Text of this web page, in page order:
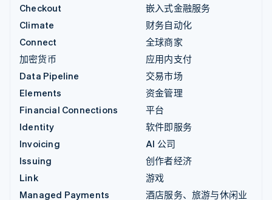
Checkout
Climate
Connect
加密货币
Data Pipeline
Elements
Financial Connections
Identity
Invoicing
Issuing
Link
Managed Payments
嵌入式金融服务
财务自动化
全球商家
应用内支付
交易市场
资金管理
平台
软件即服务
AI 公司
创作者经济
游戏
酒店服务、旅游与休闲业